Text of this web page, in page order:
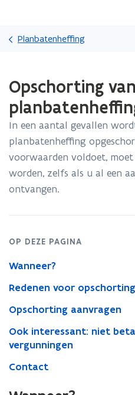
Planbatenheffing
met
laden.
bevindt
zich
op:
Opschorting
van
planbatenheffing
Opschorting
In een aantal gevallen
planbatenheffing
voorwaarden voldoet,
worden, zelfs als u al een
ontvangen.
OP DEZE PAGINA
Wanneer?
Redenen voor opschorting
Opschorting aanvragen
Ook interessant: niet
vergunningen
Contact